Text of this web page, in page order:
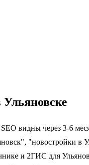
видны через 3-6
"новостройки в
и 2ГИС для